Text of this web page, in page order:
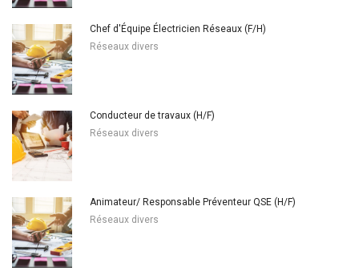
Chef d'Équipe Électricien Réseaux (F/H)
Réseaux divers
Conducteur de travaux (H/F)
Réseaux divers
Animateur/ Responsable Préventeur QSE (H/F)
Réseaux divers